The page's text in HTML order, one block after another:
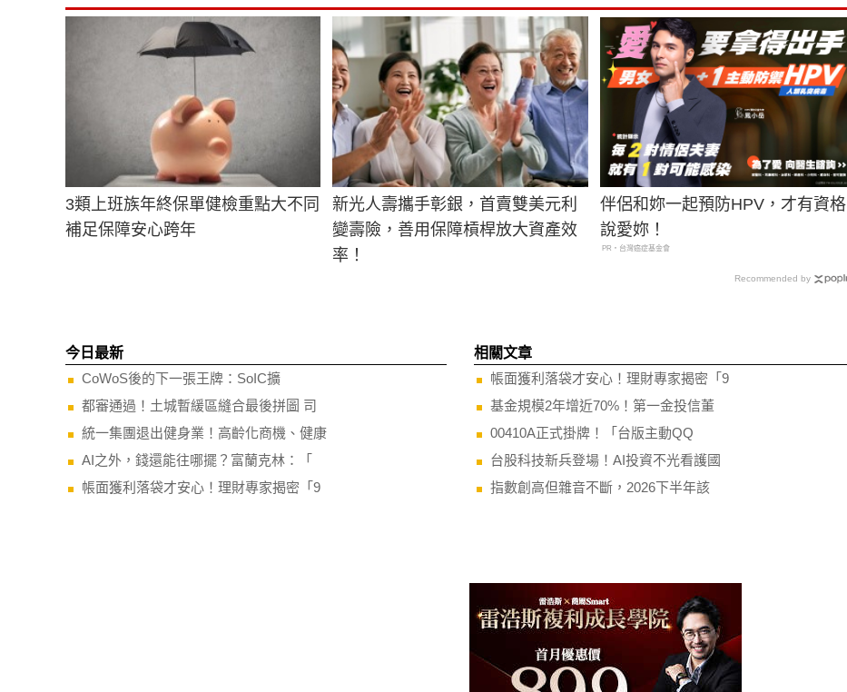
3類上班族年終保單健檢重點大不同
補足保障安心跨年
新光人壽攜手彰銀，首賣雙美元利
變壽險，善用保障槓桿放大資產效
率！
伴侶和妳一起預防HPV，才有資格
說愛妳！
PR・台灣癌症基金會
Recommended by
今日最新
CoWoS後的下一張王牌：SoIC擴
都審通過！土城暫緩區縫合最後拼圖 司
統一集團退出健身業！高齡化商機、健康
AI之外，錢還能往哪擺？富蘭克林：「
帳面獲利落袋才安心！理財專家揭密「9
相關文章
帳面獲利落袋才安心！理財專家揭密「9
基金規模2年增近70%！第一金投信董
00410A正式掛牌！「台版主動QQ
台股科技新兵登場！AI投資不光看護國
指數創高但雜音不斷，2026下半年該